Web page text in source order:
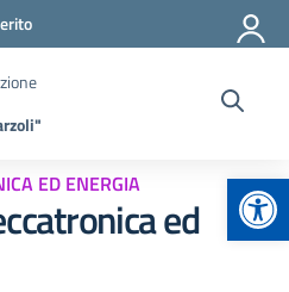
ED ENERGIA
ed